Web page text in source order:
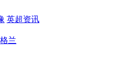
英超资讯
兰